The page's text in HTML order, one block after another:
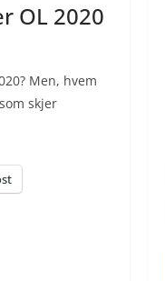
OL 2020
Men, hvem
skjer